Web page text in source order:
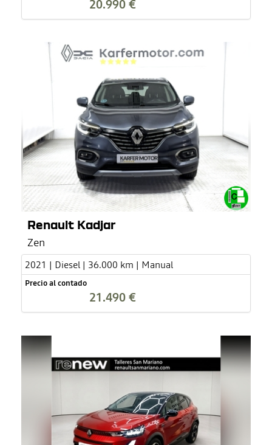
20.990 €
Renault Kadjar
Zen
2021 | Diesel | 36.000 km | Manual
Precio al contado
21.490 €